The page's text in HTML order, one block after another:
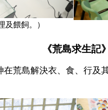
及餵飼。）
《荒島求生記
在荒島解決衣、食、行及